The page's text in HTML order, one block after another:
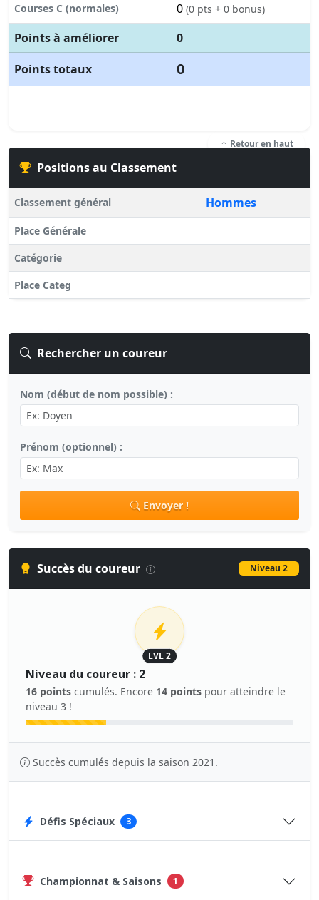
Courses C (normales) 0 (0 pts + 0 bonus)
Points à améliorer
0
Points totaux
0
Retour en haut
Positions au Classement
Classement général Hommes
Place Générale
Catégorie
Place Categ
Rechercher un coureur
Nom (début de nom possible) :
Prénom (optionnel) :
Envoyer !
Succès du coureur Niveau 2
LVL 2
Niveau du coureur : 2
16 points cumulés. Encore 14 points pour atteindre le
niveau 3 !
Succès cumulés depuis la saison 2021.
Défis Spéciaux 3
Championnat & Saisons 1